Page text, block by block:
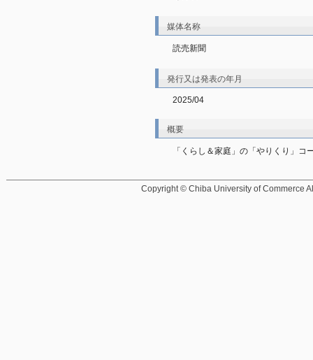
媒体名称
読売新聞
発行又は発表の年月
2025/04
概要
「くらし＆家庭」の「やりくり」